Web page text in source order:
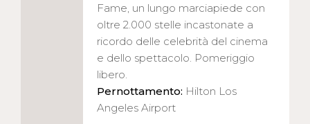
Fame, un lungo marciapiede con
oltre 2.000 stelle incastonate a
ricordo delle celebrità del cinema
e dello spettacolo. Pomeriggio
libero.
Pernottamento: Hilton Los
Angeles Airport